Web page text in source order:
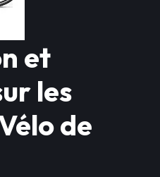
et
les
de